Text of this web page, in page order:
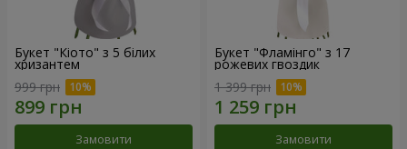
Букет "Кіото" з 5 білих
хризантем
999 грн
Замовити
Букет "Фламінго" з 17
рожевих гвоздик
1 399 грн
Замовити